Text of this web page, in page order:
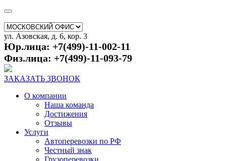
ул. Азовская, д. 6, кор. 3
Юр.лица: +7(499)-11-002-11
Физ.лица: +7(499)-11-093-79
ЗАКАЗАТЬ ЗВОНОК
О компании
Наша команда
Достижения
Отзывы
Услуги
Автоперевозки по РФ
Честный знак
Грузоперевозки